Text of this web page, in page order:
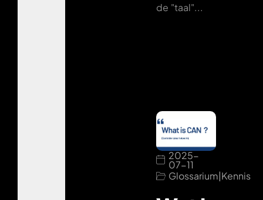
de "taal"...
2025-
07-11
Glossarium|Kennis